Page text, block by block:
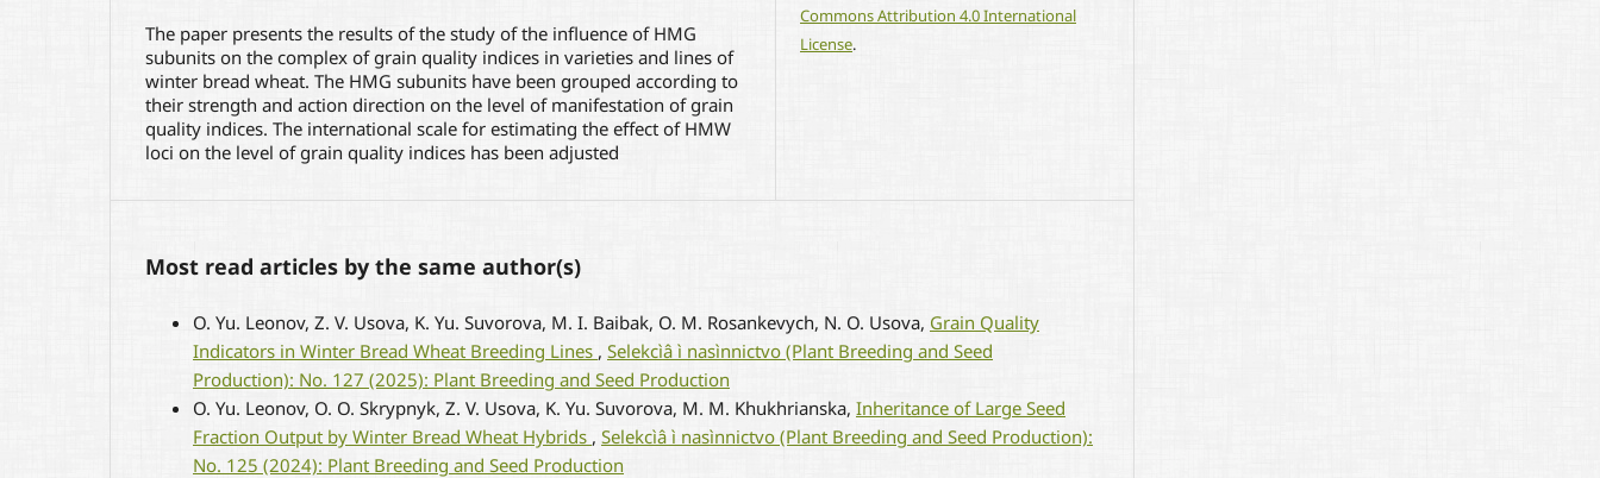
The paper presents the results of the study of the influence of HMG
subunits on the complex of grain quality indices in varieties and lines of
winter bread wheat. The HMG subunits have been grouped according to
their strength and action direction on the level of manifestation of grain
quality indices. The international scale for estimating the effect of HMW
loci on the level of grain quality indices has been adjusted
Commons Attribution 4.0 International
License.
Most read articles by the same author(s)
O. Yu. Leonov, Z. V. Usova, K. Yu. Suvorova, M. I. Baibak, O. M. Rosankevych, N. O. Usova, Grain Quality
Indicators in Winter Bread Wheat Breeding Lines , Selekcìâ ì nasìnnictvo (Plant Breeding and Seed
Production): No. 127 (2025): Plant Breeding and Seed Production
O. Yu. Leonov, O. O. Skrypnyk, Z. V. Usova, K. Yu. Suvorova, M. M. Khukhrianska, Inheritance of Large Seed
Fraction Output by Winter Bread Wheat Hybrids , Selekcìâ ì nasìnnictvo (Plant Breeding and Seed Production):
No. 125 (2024): Plant Breeding and Seed Production